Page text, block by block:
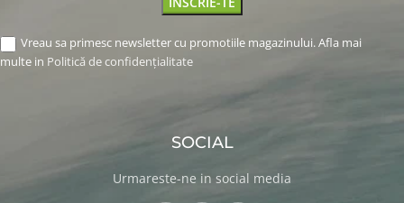
Vreau sa primesc newsletter cu promotiile magazinului. Afla mai
multe in Politică de confidențialitate
SOCIAL
Urmareste-ne in social media